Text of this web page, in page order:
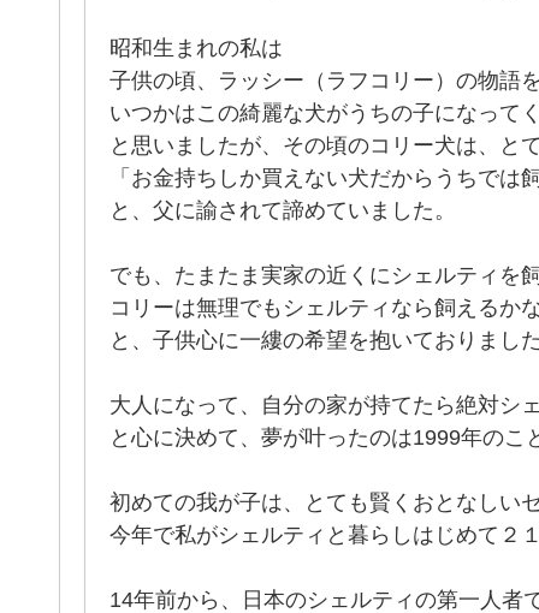
昭和生まれの私は
子供の頃、ラッシー（ラフコリー）の物語
いつかはこの綺麗な犬がうちの子になって
と思いましたが、その頃のコリー犬は、と
「お金持ちしか買えない犬だからうちでは
と、父に諭されて諦めていました。
でも、たまたま実家の近くにシェルティを
コリーは無理でもシェルティなら飼えるか
と、子供心に一縷の希望を抱いておりまし
大人になって、自分の家が持てたら絶対シ
と心に決めて、夢が叶ったのは1999年のこ
初めての我が子は、とても賢くおとなしい
今年で私がシェルティと暮らしはじめて２
14年前から、日本のシェルティの第一人者